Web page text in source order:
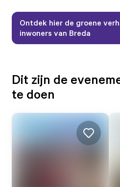
Ontdek hier de groene
inwoners van Breda
Dit zijn de
te doen